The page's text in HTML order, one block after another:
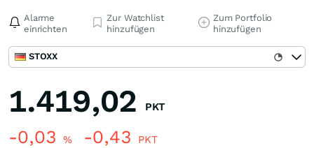
Alarme
einrichten
Zur Watchlist
hinzufügen
Zum Portfolio
hinzufügen
STOXX
1.419,02 PKT
-0,03 % -0,43 PKT